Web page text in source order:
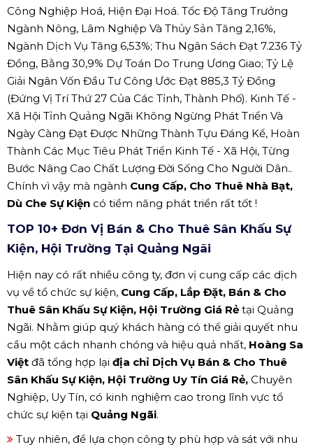
Công Nghiệp Hoá, Hiện Đại Hoá. Tốc Độ Tăng Trưởng
Ngành Nông, Lâm Nghiệp Và Thủy Sản Tăng 2,16%,
Ngành Dịch Vụ Tăng 6,53%; Thu Ngân Sách Đạt 7.236 Tỷ
Đồng, Bằng 30,9% Dự Toán Do Trung Ương Giao; Tỷ Lệ
Giải Ngân Vốn Đầu Tư Công Ước Đạt 885,3 Tỷ Đồng
(Đứng Vị Trí Thứ 27 Của Các Tỉnh, Thành Phố). Kinh Tế -
Xã Hội Tỉnh Quảng Ngãi Không Ngừng Phát Triển Và
Ngày Càng Đạt Được Những Thành Tựu Đáng Kể, Hoàn
Thành Các Mục Tiêu Phát Triển Kinh Tế - Xã Hội, Từng
Bước Nâng Cao Chất Lượng Đời Sống Cho Người Dân..
Chính vì vậy mà ngành Cung Cấp, Cho Thuê Nhà Bạt,
Dù Che Sự Kiện có tiềm năng phát triển rất tốt !
TOP 10+ Đơn Vị Bán & Cho Thuê Sân Khấu Sự
Kiện, Hội Trường Tại Quảng Ngãi
Hiện nay có rất nhiều công ty, đơn vị cung cấp các dịch
vụ về tổ chức sự kiện, Cung Cấp, Lắp Đặt, Bán & Cho
Thuê Sân Khấu Sự Kiện, Hội Trường Giá Rẻ tại Quảng
Ngãi. Nhằm giúp quý khách hàng có thể giải quyết nhu
cầu một cách nhanh chóng và hiệu quả nhất, Hoàng Sa
Việt đã tổng hợp lại địa chỉ Dịch Vụ Bán & Cho Thuê
Sân Khấu Sự Kiện, Hội Trường Uy Tín Giá Rẻ, Chuyên
Nghiệp, Uy Tín, có kinh nghiệm cao trong lĩnh vực tổ
chức sự kiện tại Quảng Ngãi.
Tuy nhiên, để lựa chọn công ty phù hợp và sát với nhu